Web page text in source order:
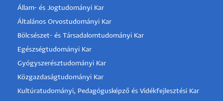
Állam- és Jogtudományi Kar
Általános Orvostudományi Kar
Bölcsészet- és Társadalomtudományi Kar
Egészségtudományi Kar
Gyógyszerésztudományi Kar
Közgazdaságtudományi Kar
Kultúratudományi, Pedagógusképző és Vidékfejlesztési Kar